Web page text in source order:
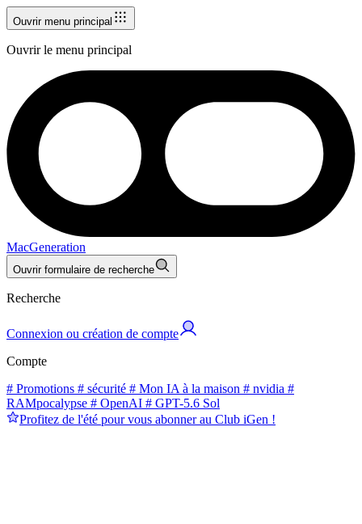
Ouvrir menu principal
Ouvrir le menu principal
MacGeneration
Ouvrir formulaire de recherche
Recherche
Connexion ou création de compte
Compte
# Promotions # sécurité # Mon IA à la maison # nvidia #
RAMpocalypse # OpenAI # GPT-5.6 Sol
Profitez de l'été pour vous abonner au Club iGen !